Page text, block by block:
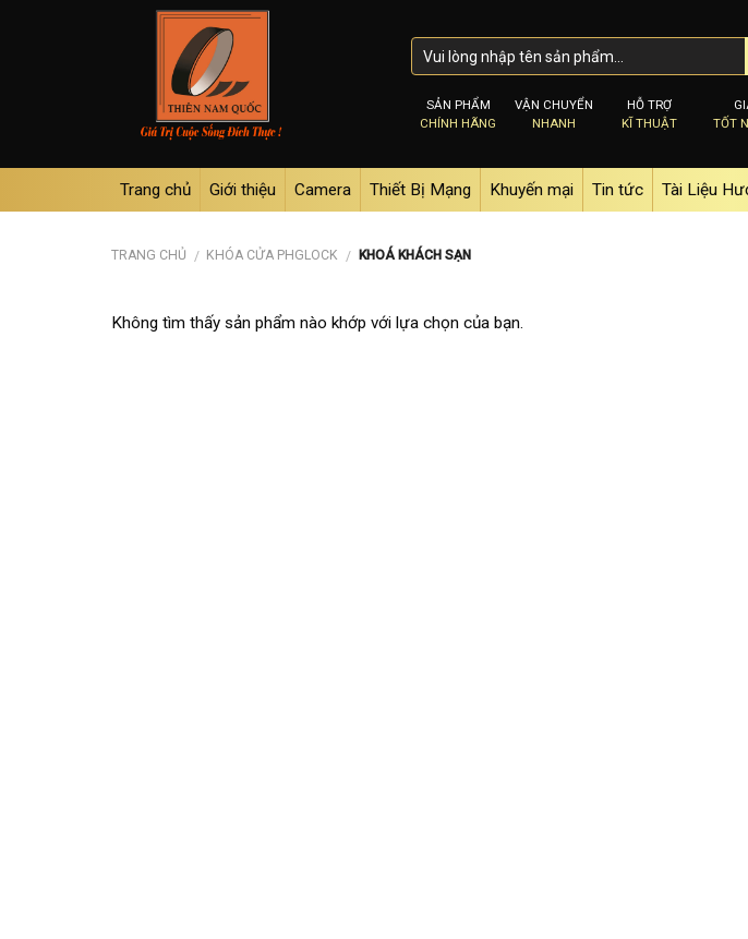
SẢN PHẨM
CHÍNH HÃNG
VẬN CHUYỂN
NHANH
HỖ TRỢ
KĨ THUẬT
TỐT
Trang chủ Giới thiệu Camera Thiết Bị Mạng Khuyến mại Tin tức Tài Liệu
TRANG CHỦ / KHÓA CỬA PHGLOCK / KHOÁ KHÁCH SẠN
Không tìm thấy sản phẩm nào khớp với lựa chọn của bạn.